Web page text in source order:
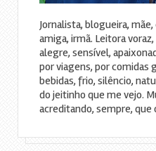
Jornalista, blogueira,
amiga, irmã. Leitora
alegre, sensível,
por viagens, por comidas
bebidas, frio, silêncio,
do jeitinho que me vejo.
acreditando, sempre, que